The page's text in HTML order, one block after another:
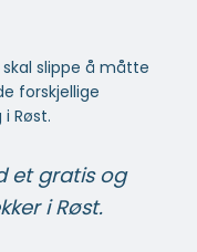
slippe å måtte
forskjellige
Røst.
et gratis og
i Røst.